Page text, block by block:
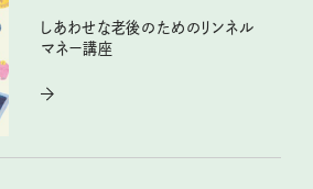
しあわせな老後のためのリンネル
マネー講座